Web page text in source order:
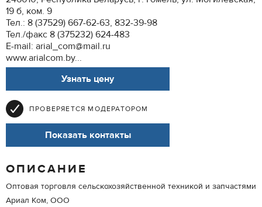
19 б, ком. 9
Тел.: 8 (37529) 667-62-63, 832-39-98
Тел./факс 8 (375232) 624-483
E-mail: arial_com@mail.ru
www.arialcom.by...
Узнать цену
ПРОВЕРЯЕТСЯ МОДЕРАТОРОМ
Показать контакты
ОПИСАНИЕ
Оптовая торговля сельскохозяйственной техникой и запчастями
Ариал Ком, ООО